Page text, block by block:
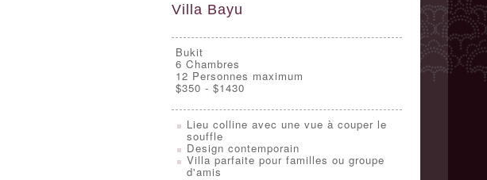
Villa Bayu
Bukit
6 Chambres
12 Personnes maximum
$350 - $1430
Lieu colline avec une vue à couper le
souffle
Design contemporain
Villa parfaite pour familles ou groupe
d'amis